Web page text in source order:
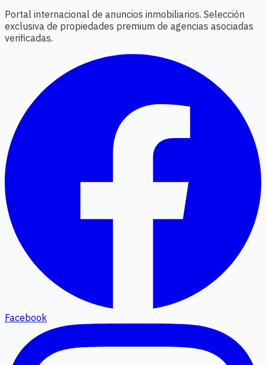
Portal internacional de anuncios inmobiliarios. Selección
exclusiva de propiedades premium de agencias asociadas
verificadas.
Facebook